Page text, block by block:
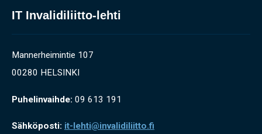
IT Invalidiliitto-lehti
Mannerheimintie 107
00280 HELSINKI
Puhelinvaihde: 09 613 191
Sähköposti: it-lehti@invalidiliitto.fi